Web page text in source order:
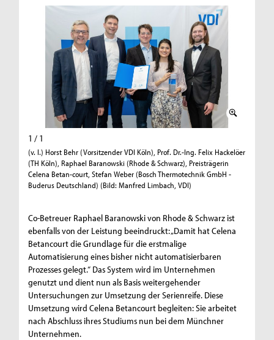
1 / 1
(v. l.) Horst Behr (Vorsitzender VDI Köln), Prof. Dr.-Ing. Felix Hackelöer
(TH Köln), Raphael Baranowski (Rhode & Schwarz), Preisträgerin
Celena Betan-court, Stefan Weber (Bosch Thermotechnik GmbH -
Buderus Deutschland) (Bild: Manfred Limbach, VDI)
Co-Betreuer Raphael Baranowski von Rhode & Schwarz ist
ebenfalls von der Leistung beeindruckt: „Damit hat Celena
Betancourt die Grundlage für die erstmalige
Automatisierung eines bisher nicht automatisierbaren
Prozesses gelegt.“ Das System wird im Unternehmen
genutzt und dient nun als Basis weitergehender
Untersuchungen zur Umsetzung der Serienreife. Diese
Umsetzung wird Celena Betancourt begleiten: Sie arbeitet
nach Abschluss ihres Studiums nun bei dem Münchner
Unternehmen.